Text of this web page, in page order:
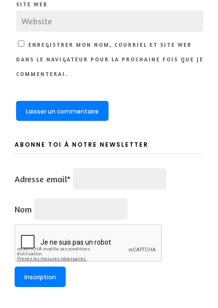
SITE WEB
ENREGISTRER MON NOM, COURRIEL ET SITE WEB
DANS LE NAVIGATEUR POUR LA PROCHAINE FOIS QUE JE
COMMENTERAI.
ABONNE TOI À NOTRE NEWSLETTER
Adresse email*
Nom